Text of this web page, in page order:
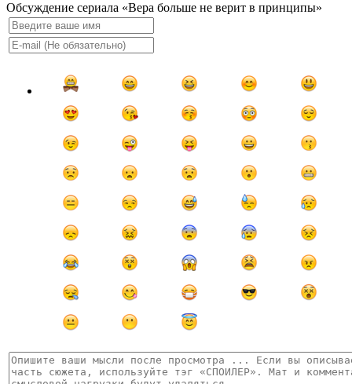
Обсуждение сериала «Вера больше не верит в принципы»